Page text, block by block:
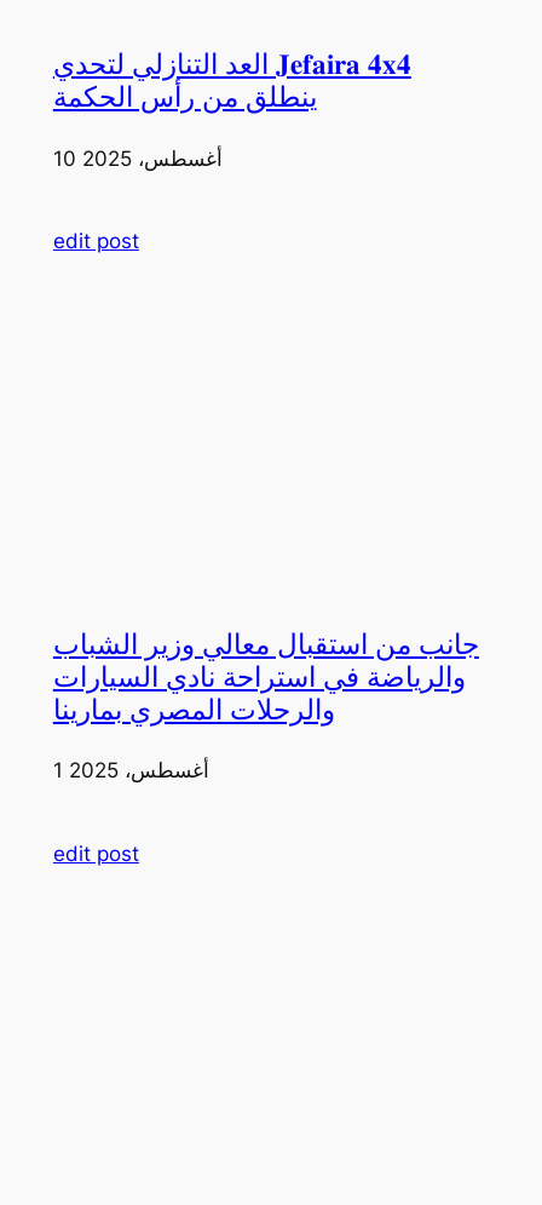
العد التنازلي لتحدي 𝐉𝐞𝐟𝐚𝐢𝐫𝐚 𝟒𝐱𝟒
ينطلق من رأس الحكمة
10 أغسطس، 2025
edit post
جانب من استقبال معالي وزير الشباب
والرياضة في استراحة نادي السيارات
والرحلات المصري بمارينا
1 أغسطس، 2025
edit post